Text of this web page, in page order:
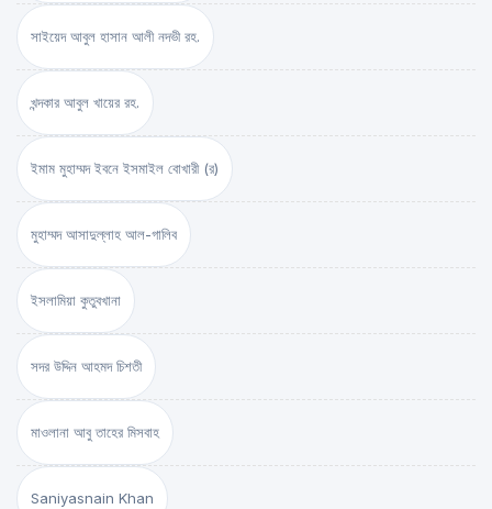
সাইয়েদ আবুল হাসান আলী নদভী রহ.
খন্দকার আবুল খায়ের রহ.
ইমাম মুহাম্মদ ইবনে ইসমাইল বোখারী (র)
মুহাম্মদ আসাদুল্লাহ আল-গালিব
ইসলামিয়া কুতুবখানা
সদর উদ্দিন আহমদ চিশতী
মাওলানা আবু তাহের মিসবাহ
Saniyasnain Khan